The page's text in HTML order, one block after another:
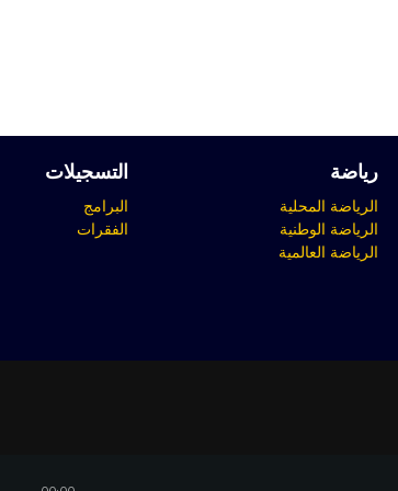
رياضة
الرياضة المحلية
الرياضة الوطنية
الرياضة العالمية
التسجيلات
البرامج
الفقرات